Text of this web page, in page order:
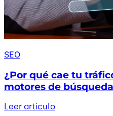
SEO
¿Por qué cae tu
motores de
Leer artículo